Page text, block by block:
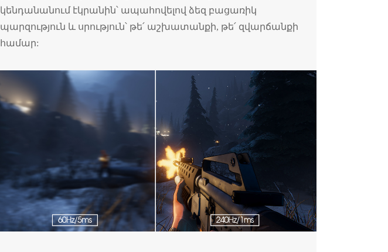
կենդանանում էկրանին՝ ապահովելով ձեզ բացառիկ
պարզություն և սրություն՝ թե՛ աշխատանքի, թե՛ զվարճանքի
համար: